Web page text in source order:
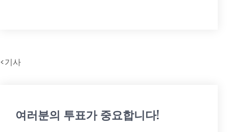
<기사
여러분의 투표가 중요합니다!